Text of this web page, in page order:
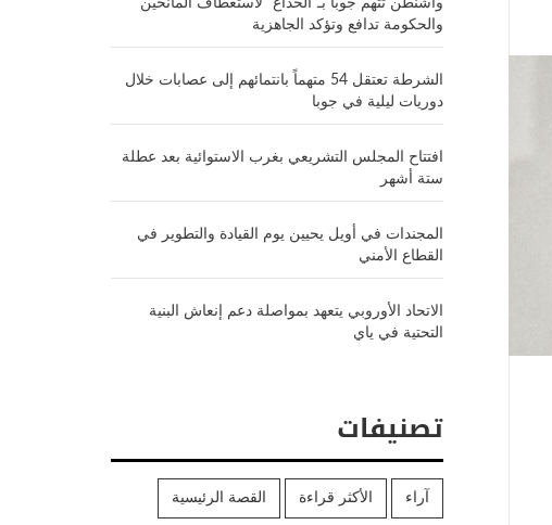
واشنطن تتهم جوبا بـ”الخداع” لاستعطاف المانحين
والحكومة تدافع وتؤكد الجاهزية
الشرطة تعتقل 54 متهماً بانتمائهم إلى عصابات خلال
دوريات ليلية في جوبا
افتتاح المجلس التشريعي بغرب الاستوائية بعد عطلة
ستة أشهر
المجندات في أويل يحيين يوم القيادة والتطوير في
القطاع الأمني
الاتحاد الأوروبي يتعهد بمواصلة دعم إنعاش البنية
التحتية في ياي
تصنيفات
آراء الأكثر قراءة القصة الرئيسية